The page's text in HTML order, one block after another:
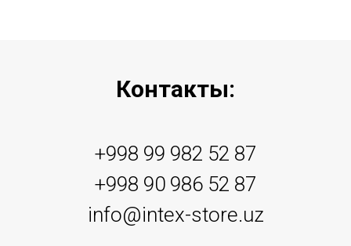
Контакты:
+998 99 982 52 87
+998 90 986 52 87
info@intex-store.uz